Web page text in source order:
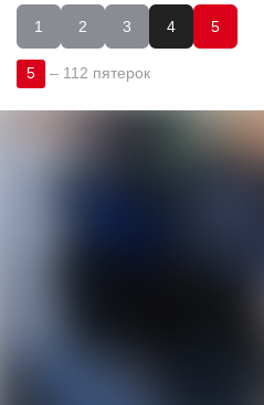
1
2 3 4 5
5 – 112 пятерок